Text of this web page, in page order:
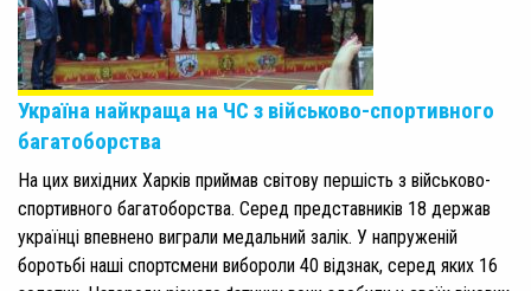
Україна найкраща на ЧС з військово-спортивного
багатоборства
На цих вихідних Харків приймав світову першість з військово-
спортивного багатоборства. Серед представників 18 держав
українці впевнено виграли медальний залік. У напруженій
боротьбі наші спортсмени вибороли 40 відзнак, серед яких 16